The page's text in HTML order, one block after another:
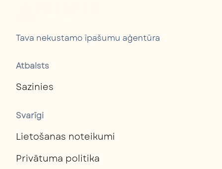
Tava nekustamo īpašumu aģentūra
Atbalsts
Sazinies
Svarīgi
Lietošanas noteikumi
Privātuma politika